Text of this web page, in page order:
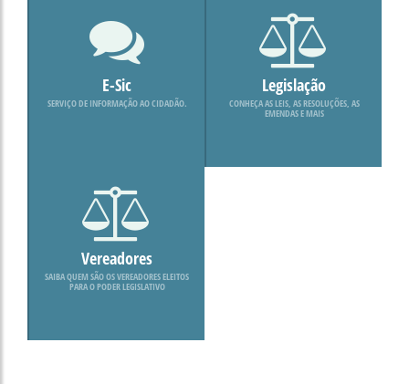
E-Sic
SERVIÇO DE INFORMAÇÃO AO CIDADÃO.
Legislação
CONHEÇA AS LEIS, AS RESOLUÇÕES, AS
EMENDAS E MAIS
Vereadores
SAIBA QUEM SÃO OS VEREADORES ELEITOS
PARA O PODER LEGISLATIVO